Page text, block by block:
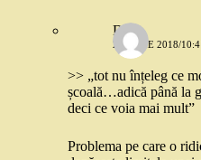
Dan
29 IUNIE 2018/
>> „tot nu înțeleg ce
școală…adică până la
deci ce voia mai mult”
Problema pe care o